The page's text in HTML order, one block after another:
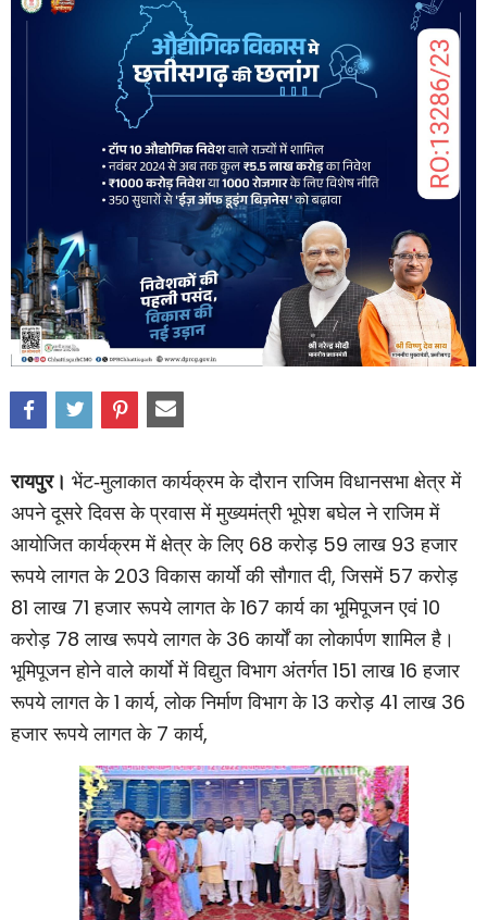
रायपुर। भेंट-मुलाकात कार्यक्रम के दौरान राजिम विधानसभा क्षेत्र में
अपने दूसरे दिवस के प्रवास में मुख्यमंत्री भूपेश बघेल ने राजिम में
आयोजित कार्यक्रम में क्षेत्र के लिए 68 करोड़ 59 लाख 93 हजार
रूपये लागत के 203 विकास कार्याे की सौगात दी,जिसमें 57 करोड़
81 लाख 71 हजार रूपये लागत के 167 कार्य का भूमिपूजन एवं 10
करोड़ 78 लाख रूपये लागत के 36 कार्यों का लोकार्पण शामिल है।
भूमिपूजन होने वाले कार्याे में विद्युत विभाग अंतर्गत 151 लाख 16 हजार
रूपये लागत के 1 कार्य,लोक निर्माण विभाग के 13 करोड़ 41 लाख 36
हजार रूपये लागत के 7 कार्य,